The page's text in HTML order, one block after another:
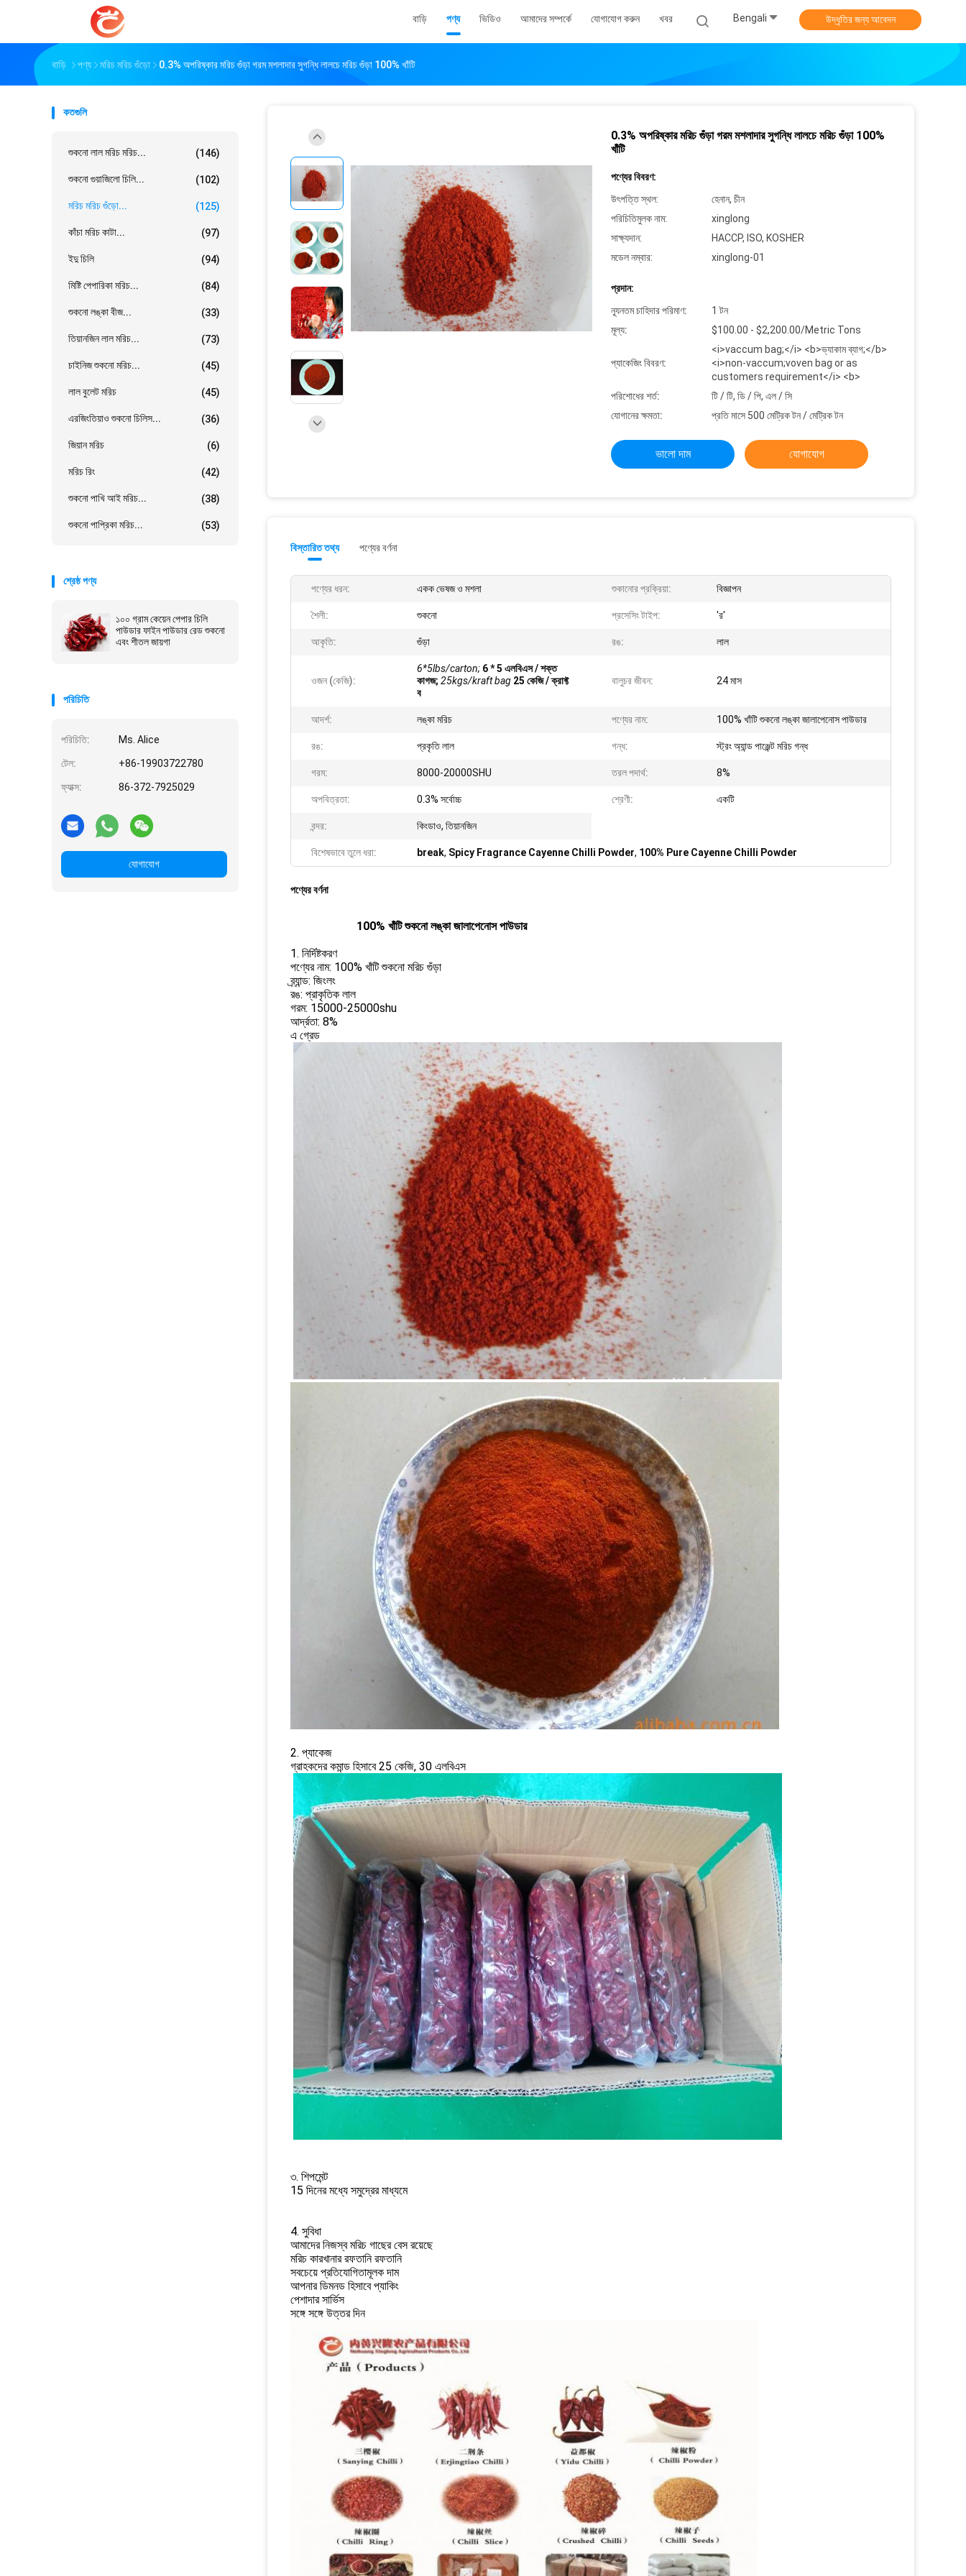
বাড়ি পণ্য ভিডিও আমাদের সম্পর্কে যোগাযোগ করুন খবর Bengali উদ্ধৃতির জন্য আবেদন
বাড়ি পণ্য মরিচ মরিচ গুঁড়ো 0.3% অপরিষ্কার মরিচ গুঁড়া গরম মশলাদার সুগন্ধি লালচে মরিচ গুঁড়া 100% খাঁটি
কতগুলি
শুকনো লাল মরিচ মরিচ... (146)
শুকনো গুয়াজিলো চিলি... (102)
মরিচ মরিচ গুঁড়ো... (125)
কাঁচা মরিচ কাটা... (97)
ইদু চিলি (94)
মিষ্টি পেপারিকা মরিচ... (84)
শুকনো লঙ্কা বীজ... (33)
তিয়ানজিন লাল মরিচ... (73)
চাইনিজ শুকনো মরিচ... (45)
লাল বুলেট মরিচ (45)
এরজিংতিয়াও শুকনো চিলিস... (36)
জিয়ান মরিচ (6)
মরিচ রিং (42)
শুকনো পাখি আই মরিচ... (38)
শুকনো পাপ্রিকা মরিচ... (53)
শ্রেষ্ঠ পণ্য
১০০ গ্রাম কেয়েন পেপার চিলি
পাউডার ফাইন পাউডার রেড শুকনো
এবং শীতল জায়গা
পরিচিতি
পরিচিতি: Ms. Alice
টেল: +86-19903722780
ফ্যাক্স: 86-372-7925029
যোগাযোগ
0.3% অপরিষ্কার মরিচ গুঁড়া গরম মশলাদার সুগন্ধি লালচে মরিচ গুঁড়া 100%
খাঁটি
পণ্যের বিবরণ:
উৎপত্তি স্থল:
হেনান, চীন
পরিচিতিমুলক নাম:
xinglong
সাক্ষ্যদান:
HACCP, ISO, KOSHER
মডেল নম্বার:
xinglong-01
প্রদান:
ন্যূনতম চাহিদার পরিমাণ:
1 টন
মূল্য:
$100.00 - $2,200.00/Metric Tons
প্যাকেজিং বিবরণ:
<i>vaccum bag;</i> <b>ভ্যাকাম ব্যাগ;</b>
<i>non-vaccum;voven bag or as
customers requirement</i> <b>
পরিশোধের শর্ত:
টি / টি, ডি / পি, এল / সি
যোগানের ক্ষমতা:
প্রতি মাসে 500 মেট্রিক টন / মেট্রিক টন
ভালো দাম যোগাযোগ
বিস্তারিত তথ্য পণ্যের বর্ণনা
পণ্যের ধরন: একক ভেষজ ও মশলা শুকানোর প্রক্রিয়া: বিজ্ঞাপন
শৈলী: শুকনো প্রসেসিং টাইপ: 'র'
আকৃতি: গুঁড়া রঙ: লাল
ওজন (কেজি):
6*5lbs/carton; 6 * 5 এলবিএস / শক্ত
কাগজ; 25kgs/kraft bag 25 কেজি / ক্রাফ্ট
ব
বালুচর জীবন: 24 মাস
আদর্শ: লঙ্কা মরিচ পণ্যের নাম: 100% খাঁটি শুকনো লঙ্কা জালাপেনোস পাউডার
রঙ: প্রকৃতি লাল গন্ধ: স্ট্রং অ্যান্ড পাঞ্জেন্ট মরিচ গন্ধ
গরম: 8000-20000SHU তরল পদার্থ: 8%
অপবিত্রতা: 0.3% সর্বোচ্চ শ্রেণী: একটি
বন্দর: কিংডাও, তিয়ানজিন
বিশেষভাবে তুলে ধরা: break, Spicy Fragrance Cayenne Chilli Powder, 100% Pure Cayenne Chilli Powder
পণ্যের বর্ণনা
100% খাঁটি শুকনো লঙ্কা জালাপেনোস পাউডার
1. নির্দিষ্টকরণ
পণ্যের নাম: 100% খাঁটি শুকনো মরিচ গুঁড়া
ব্র্যান্ড: জিংলং
রঙ: প্রাকৃতিক লাল
গরম: 15000-25000shu
আর্দ্রতা: 8%
এ গ্রেড
2. প্যাকেজ
গ্রাহকদের কমান্ড হিসাবে 25 কেজি, 30 এলবিএস
৩. শিপমেন্ট
15 দিনের মধ্যে সমুদ্রের মাধ্যমে
4. সুবিধা
আমাদের নিজস্ব মরিচ গাছের বেস রয়েছে
মরিচ কারখানার রফতানি রফতানি
সবচেয়ে প্রতিযোগিতামূলক দাম
আপনার ডিমনড হিসাবে প্যাকিং
পেশাদার সার্ভিস
সঙ্গে সঙ্গে উত্তর দিন